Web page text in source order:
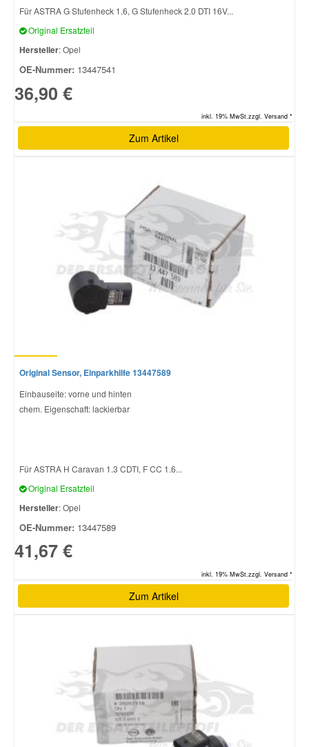
Für ASTRA G Stufenheck 1.6, G Stufenheck 2.0 DTI 16V...
Original Ersatzteil
Hersteller: Opel
OE-Nummer: 13447541
36,90 €
inkl. 19% MwSt.zzgl. Versand *
Zum Artikel
Original Sensor, Einparkhilfe 13447589
Einbauseite: vorne und hinten
chem. Eigenschaft: lackierbar
Für ASTRA H Caravan 1.3 CDTI, F CC 1.6...
Original Ersatzteil
Hersteller: Opel
OE-Nummer: 13447589
41,67 €
inkl. 19% MwSt.zzgl. Versand *
Zum Artikel